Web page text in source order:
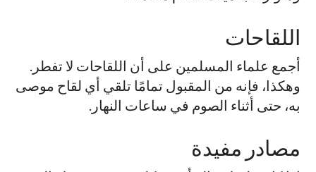
اللقاحات
أجمع علماء المسلمين على أن اللقاحات لا تفطر.
وهكذا، فإنه من المقبول تمامًا تلقي أي لقاح موصى
به، حتى أثناء الصوم في ساعات النهار.
مصادر مفيدة